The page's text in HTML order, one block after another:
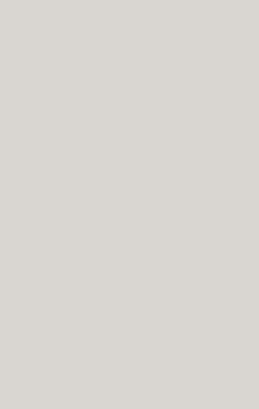
mese di Febbraio 2014.